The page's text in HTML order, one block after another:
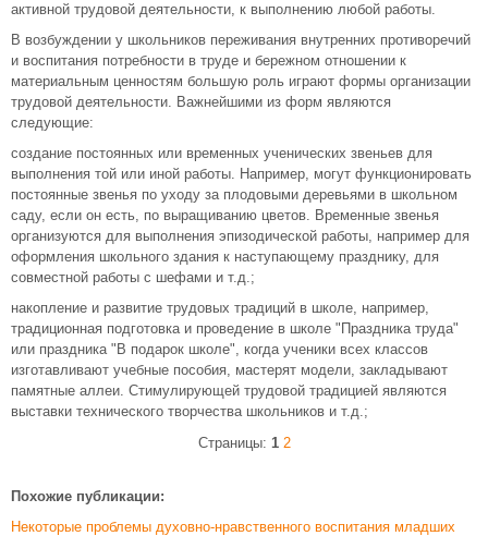
активной трудовой деятельности, к выполнению любой работы.
В возбуждении у школьников переживания внутренних противоречий
и воспитания потребности в труде и бережном отношении к
материальным ценностям большую роль играют формы организации
трудовой деятельности. Важнейшими из форм являются
следующие:
создание постоянных или временных ученических звеньев для
выполнения той или иной работы. Например, могут функционировать
постоянные звенья по уходу за плодовыми деревьями в школьном
саду, если он есть, по выращиванию цветов. Временные звенья
организуются для выполнения эпизодической работы, например для
оформления школьного здания к наступающему празднику, для
совместной работы с шефами и т.д.;
накопление и развитие трудовых традиций в школе, например,
традиционная подготовка и проведение в школе "Праздника труда"
или праздника "В подарок школе", когда ученики всех классов
изготавливают учебные пособия, мастерят модели, закладывают
памятные аллеи. Стимулирующей трудовой традицией являются
выставки технического творчества школьников и т.д.;
Страницы: 1 2
Похожие публикации:
Некоторые проблемы духовно-нравственного воспитания младших